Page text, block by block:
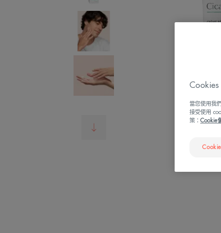
當您使用我
接受使用
策： Cookie